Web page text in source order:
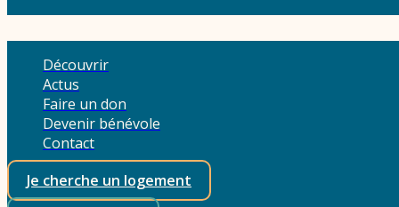
Découvrir
Actus
Faire un don
Devenir bénévole
Contact
Je cherche un logement